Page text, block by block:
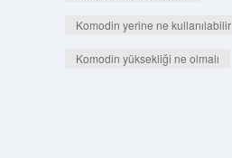
Komodin yerine ne kullanılabilir
Komodin yüksekliği ne olmalı